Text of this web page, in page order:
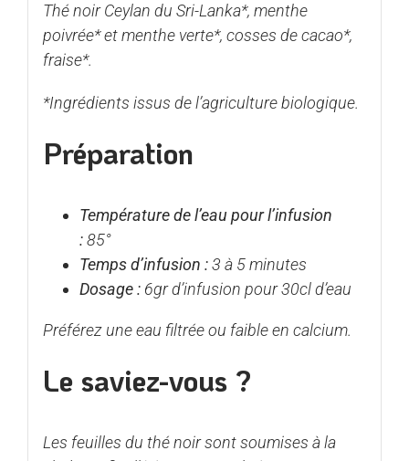
Thé noir Ceylan du Sri-Lanka*, menthe
poivrée* et menthe verte*, cosses de cacao*,
fraise*.
*Ingrédients issus de l’agriculture biologique.
Préparation
Température de l’eau pour l’infusion
:85°
Temps d’infusion :3 à 5 minutes
Dosage : 6gr d’infusion pour 30cl d’eau
Préférez une eau filtrée ou faible en calcium.
Le saviez-vous ?
Les feuilles du thé noir sont soumises à la